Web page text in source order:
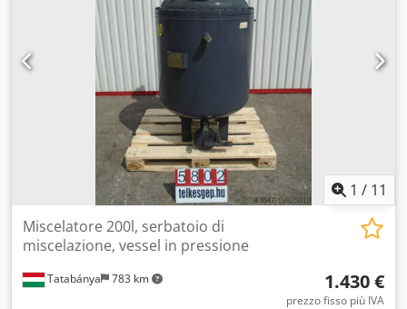
serbatoio: diametro 800x800 mm - Dati elettrici: 380V;
1,1kW; 2,5A - Velocità miscelatore: ~100 rpm
1 / 11
Tatabánya 783 km
Miscelatore 200l, serbatoio di
miscelazione, vessel in pressione
1.430 €
prezzo fisso più IVA